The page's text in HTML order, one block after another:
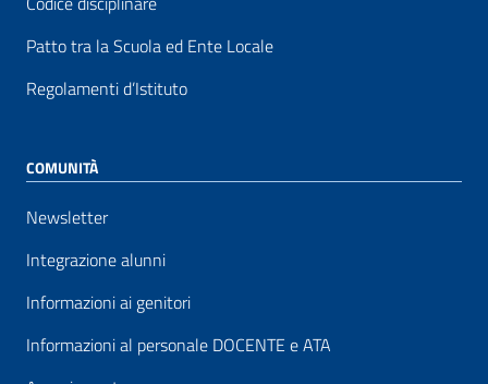
Patto tra la Scuola ed Ente Locale
Regolamenti d’Istituto
COMUNITÀ
Newsletter
Integrazione alunni
Informazioni ai genitori
Informazioni al personale DOCENTE e ATA